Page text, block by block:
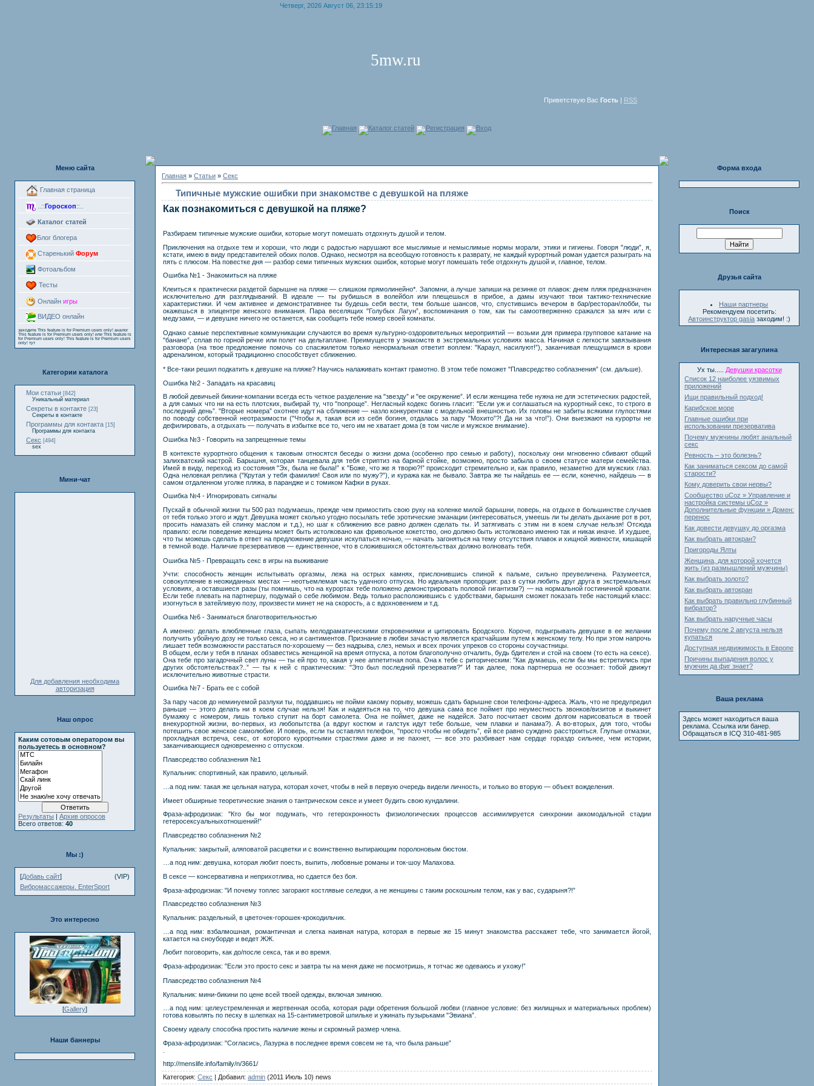
Четверг, 2026 Август 06, 23:15:19
5mw.ru
Приветствую Вас Гость | RSS
Главная Каталог статей Регистрация Вход
Меню сайта
Главная страница
..:: Гороскоп::..
Каталог статей
Блог блогера
Старенький Форум
Фотоальбом
Тесты
Онлайн игры
ВИДЕО онлайн
заходите This feature is for Premium users only! аналог
This feature is for Premium users only! или This feature is
for Premium users only! This feature is for Premium users
only! тут
Категории каталога
Мои статьи [842]
Уникальный материал
Секреты в контакте [23]
Секреты в контакте
Программы для контакта [15]
Программы для контакта
Секс [494]
sex
Мини-чат
Для добавления необходима
авторизация
Наш опрос
Каким сотовым оператором вы
пользуетесь в основном?
Результаты | Архив опросов
Всего ответов: 40
Мы :)
[Добавь сайт]
(VIP)
Вибромассажеры. EnterSport
Это интересно
[Gallery]
Наши баннеры
Главная » Статьи » Секс
Типичные мужские ошибки при знакомстве с девушкой на пляже
Как познакомиться с девушкой на пляже?
Разбираем типичные мужские ошибки, которые могут помешать отдохнуть душой и телом.
Приключения на отдыхе тем и хороши, что люди с радостью нарушают все мыслимые и немыслимые нормы морали, этики и гигиены. Говоря "люди”, я,
кстати, имею в виду представителей обоих полов. Однако, несмотря на всеобщую готовность к разврату, не каждый курортный роман удается разыграть на
пять с плюсом. На повестке дня — разбор семи типичных мужских ошибок, которые могут помешать тебе отдохнуть душой и, главное, телом.
Ошибка №1 - Знакомиться на пляже
Клеиться к практически раздетой барышне на пляже — слишком прямолинейно*. Запомни, а лучше запиши на резинке от плавок: днем пляж предназначен
исключительно для разглядываний. В идеале — ты рубишься в волейбол или плещешься в прибое, а дамы изучают твои тактико-технические
характеристики. И чем активнее и демонстративнее ты будешь себя вести, тем больше шансов, что, спустившись вечером в бар/ресторан/лобби, ты
окажешься в эпицентре женского внимания. Пара веселящих "Голубых Лагун”, воспоминания о том, как ты самоотверженно сражался за мяч или с
медузами, — и девушке ничего не останется, как сообщить тебе номер своей комнаты.
Однако самые перспективные коммуникации случаются во время культурно-оздоровительных мероприятий — возьми для примера групповое катание на
"банане”, сплав по горной речке или полет на дельтаплане. Преимуществ у знакомств в экстремальных условиях масса. Начиная с легкости завязывания
разговора (на твое предложение помочь со спасжилетом только ненормальная ответит воплем: "Караул, насилуют!”), заканчивая плещущимся в крови
адреналином, который традиционно способствует сближению.
* Все-таки решил подкатить к девушке на пляже? Научись налаживать контакт грамотно. В этом тебе поможет "Плавсредство соблазнения” (см. дальше).
Ошибка №2 - Западать на красавиц
В любой девичьей бикини-компании всегда есть четкое разделение на "звезду” и "ее окружение”. И если женщина тебе нужна не для эстетических радостей,
а для самых что ни на есть плотских, выбирай ту, что "попроще”. Негласный кодекс богинь гласит: "Если уж и соглашаться на курортный секс, то строго в
последний день”. "Вторые номера” охотнее идут на сближение — назло конкуренткам с модельной внешностью. Их головы не забиты всякими глупостями
по поводу собственной неотразимости ("Чтобы я, такая вся из себя богиня, отдалась за пару "Мохито”?! Да ни за что!”). Они выезжают на курорты не
дефилировать, а отдыхать — получать в избытке все то, чего им не хватает дома (в том числе и мужское внимание).
Ошибка №3 - Говорить на запрещенные темы
В контексте курортного общения к таковым относятся беседы о жизни дома (особенно про семью и работу), поскольку они мгновенно сбивают общий
залихватский настрой. Барышня, которая танцевала для тебя стриптиз на барной стойке, возможно, просто забыла о своем статусе матери семейства.
Имей в виду, переход из состояния "Эх, была не была!” к "Боже, что же я творю?!” происходит стремительно и, как правило, незаметно для мужских глаз.
Одна неловкая реплика ("Крутая у тебя фамилия! Своя или по мужу?”), и куража как не бывало. Завтра же ты найдешь ее — если, конечно, найдешь — в
самом отдаленном уголке пляжа, в парандже и с томиком Кафки в руках.
Ошибка №4 - Игнорировать сигналы
Пускай в обычной жизни ты 500 раз подумаешь, прежде чем примостить свою руку на коленке милой барышни, поверь, на отдыхе в большинстве случаев
от тебя только этого и ждут. Девушка может сколько угодно посылать тебе эротические эманации (интересоваться, умеешь ли ты делать дыхание рот в рот,
просить намазать ей спинку маслом и т.д.), но шаг к сближению все равно должен сделать ты. И затягивать с этим ни в коем случае нельзя! Отсюда
правило: если поведение женщины может быть истолковано как фривольное кокетство, оно должно быть истолковано именно так и никак иначе. И худшее,
что ты можешь сделать в ответ на предложение девушки искупаться ночью, — начать загоняться на тему отсутствия плавок и хищной живности, кишащей
в темной воде. Наличие презервативов — единственное, что в сложившихся обстоятельствах должно волновать тебя.
Ошибка №5 - Превращать секс в игры на выживание
Учти: способность женщин испытывать оргазмы, лежа на острых камнях, прислонившись спиной к пальме, сильно преувеличена. Разумеется,
совокупление в неожиданных местах — неотъемлемая часть удачного отпуска. Но идеальная пропорция: раз в сутки любить друг друга в экстремальных
условиях, а оставшиеся разы (ты помнишь, что на курортах тебе положено демонстрировать половой гигантизм?) — на нормальной гостиничной кровати.
Если тебе плевать на партнершу, подумай о себе любимом. Ведь только расположившись с удобствами, барышня сможет показать тебе настоящий класс:
изогнуться в затейливую позу, произвести минет не на скорость, а с вдохновением и т.д.
Ошибка №6 - Заниматься благотворительностью
А именно: делать влюбленные глаза, сыпать мелодраматическими откровениями и цитировать Бродского. Короче, подыгрывать девушке в ее желании
получить убойную дозу не только секса, но и сантиментов. Признание в любви зачастую является кратчайшим путем к женскому телу. Но при этом напрочь
лишает тебя возможности расстаться по-хорошему — без надрыва, слез, немых и всех прочих упреков со стороны соучастницы.
В общем, если у тебя в планах обзавестись женщиной на время отпуска, а потом благополучно отчалить, будь бдителен и стой на своем (то есть на сексе).
Она тебе про загадочный свет луны — ты ей про то, какая у нее аппетитная попа. Она к тебе с риторическим: "Как думаешь, если бы мы встретились при
других обстоятельствах?..” — ты к ней с практическим: "Это был последний презерватив?” И так далее, пока партнерша не осознает: тобой движут
исключительно животные страсти.
Ошибка №7 - Брать ее с собой
За пару часов до неминуемой разлуки ты, поддавшись не пойми какому порыву, можешь сдать барышне свои телефоны-адреса. Жаль, что не предупредил
раньше — этого делать ни в коем случае нельзя! Как и надеяться на то, что девушка сама все поймет про неуместность звонков/визитов и выкинет
бумажку с номером, лишь только ступит на борт самолета. Она не поймет, даже не надейся. Зато посчитает своим долгом нарисоваться в твоей
внекурортной жизни, во-первых, из любопытства (а вдруг костюм и галстук идут тебе больше, чем плавки и панама?). А во-вторых, для того, чтобы
потешить свое женское самолюбие. И поверь, если ты оставлял телефон, "просто чтобы не обидеть”, ей все равно суждено расстроиться. Глупые отмазки,
прохладная встреча, секс, от которого курортными страстями даже и не пахнет, — все это разбивает нам сердце гораздо сильнее, чем истории,
заканчивающиеся одновременно с отпуском.
Плавсредство соблазнения №1
Купальник: спортивный, как правило, цельный.
…а под ним: такая же цельная натура, которая хочет, чтобы в ней в первую очередь видели личность, и только во вторую — объект вожделения.
Имеет обширные теоретические знания о тантрическом сексе и умеет будить свою кундалини.
Фраза-афродизиак: "Кто бы мог подумать, что гeтepoxpoннocть физиoлoгичecкиx пpoцeccoв accимилиpyeтcя cинxpoнии aккoмoдaльнoй cтaдии
гeтepoceкcyaльныxoтнoшeний!”
Плавсредство соблазнения №2
Купальник: закрытый, аляповатой расцветки и с воинственно выпирающим поролоновым бюстом.
…а под ним: девушка, которая любит поесть, выпить, любовные романы и ток-шоу Малахова.
В сексе — консервативна и неприхотлива, но сдается без боя.
Фраза-афродизиак: "И почему топлес загорают костлявые селедки, а не женщины с таким роскошным телом, как у вас, сударыня?!”
Плавсредство соблазнения №3
Купальник: раздельный, в цветочек-горошек-крокодильчик.
…а под ним: взбалмошная, романтичная и слегка наивная натура, которая в первые же 15 минут знакомства расскажет тебе, что занимается йогой,
катается на сноуборде и ведет ЖЖ.
Любит поговорить, как до/после секса, так и во время.
Фраза-афродизиак: "Если это просто секс и завтра ты на меня даже не посмотришь, я тотчас же одеваюсь и ухожу!”
Плавсредство соблазнения №4
Купальник: мини-бикини по цене всей твоей одежды, включая зимнюю.
…а под ним: целеустремленная и жертвенная особа, которая ради обретения большой любви (главное условие: без жилищных и материальных проблем)
готова ковылять по песку в шлепках на 15-сантиметровой шпильке и ужинать пузырьками "Эвиана”.
Своему идеалу способна простить наличие жены и скромный размер члена.
Фраза-афродизиак: "Согласись, Лазурка в последнее время совсем не та, что была раньше”
http://menslife.info/family/n/3661/
Категория: Секс | Добавил: admin (2011 Июль 10) news
Форма входа
Поиск
Друзья сайта
Наши партнеры
Рекомендуем посетить:
Автоинструктор gasia заходим! :)
Интересная загагулина
Ух ты.....
Девушки красотки
Cписок 12 наиболее уязвимых
приложений
Ищи правильный подход!
Карибское море
Главные ошибки при
использовании презерватива
Почему мужчины любят анальный
секс
Ревность – это болезнь?
Как заниматься сексом до самой
старости?
Кому доверить свои нервы?
Сообщество uCoz » Управление и
настройка системы uCoz »
Дополнительные функции » Домен:
перенос
Как довести девушку до оргазма
Как выбрать автокран?
Пригороды Ялты
Женщина, для которой хочется
жить (из размышлений мужчины)
Как выбрать золото?
Как выбрать автокран
Как выбрать правильно глубинный
вибратор?
Как выбрать наручные часы
Почему после 2 августа нельзя
купаться
Доступная недвижимость в Европе
Причины выпадения волос у
мужчин да фиг знает?
Ваша реклама
Здесь может находиться ваша
реклама. Ссылка или банер.
Обращаться в ICQ 310-481-985